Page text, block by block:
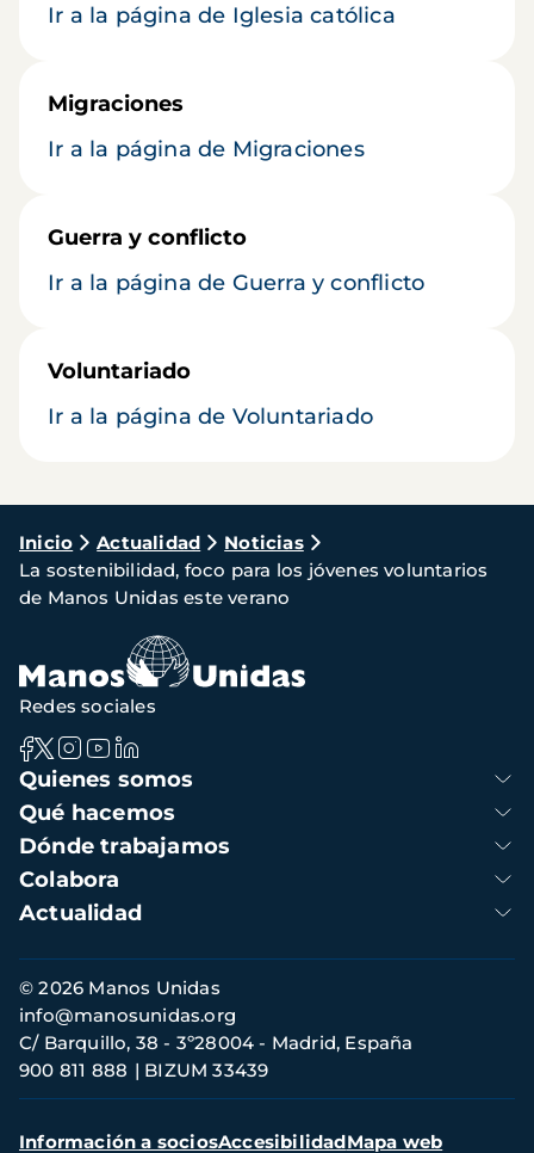
Ir a la página de Iglesia católica
Migraciones
Ir a la página de Migraciones
Guerra y conflicto
Ir a la página de Guerra y conflicto
Voluntariado
Ir a la página de Voluntariado
Ruta
de
navegación
Inicio Actualidad
Noticias
La sostenibilidad, foco para los jóvenes voluntarios
de Manos Unidas este verano
Navegación
principal
Quienes somos
Qué hacemos
Dónde trabajamos
Colabora
Actualidad
Redes sociales
Información
de
contacto
© 2026 Manos Unidas
C/ Barquillo, 38 - 3º28004 - Madrid, España
900 811 888
BIZUM 33439
info@manosunidas.org
Menú
Información a sociosAccesibilidadMapa web